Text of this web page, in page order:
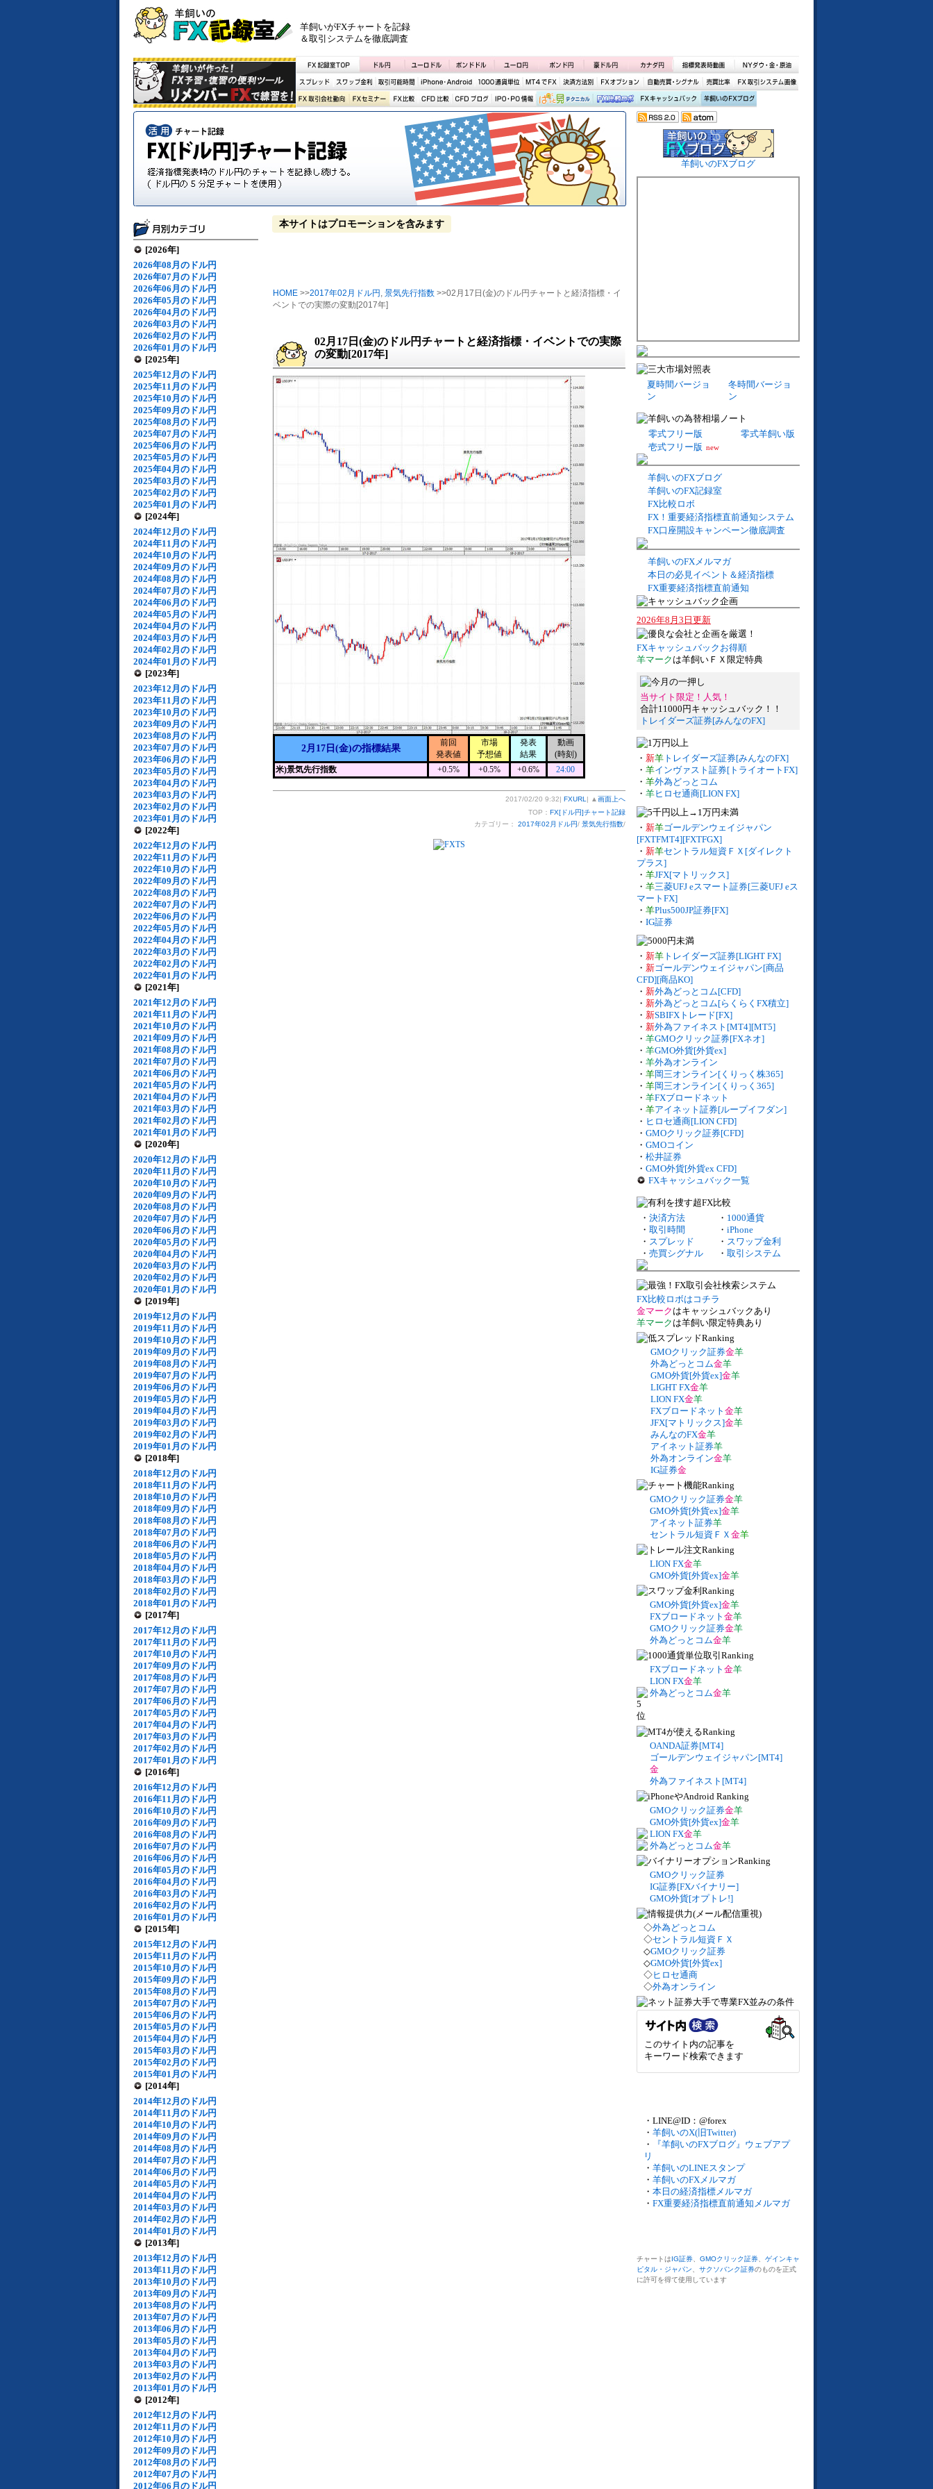
羊飼いがFXチャートを記録
＆取引システムを徹底調査
[2026年]
2026年08月のドル円
2026年07月のドル円
2026年06月のドル円
2026年05月のドル円
2026年04月のドル円
2026年03月のドル円
2026年02月のドル円
2026年01月のドル円
[2025年]
2025年12月のドル円
2025年11月のドル円
2025年10月のドル円
2025年09月のドル円
2025年08月のドル円
2025年07月のドル円
2025年06月のドル円
2025年05月のドル円
2025年04月のドル円
2025年03月のドル円
2025年02月のドル円
2025年01月のドル円
[2024年]
2024年12月のドル円
2024年11月のドル円
2024年10月のドル円
2024年09月のドル円
2024年08月のドル円
2024年07月のドル円
2024年06月のドル円
2024年05月のドル円
2024年04月のドル円
2024年03月のドル円
2024年02月のドル円
2024年01月のドル円
[2023年]
2023年12月のドル円
2023年11月のドル円
2023年10月のドル円
2023年09月のドル円
2023年08月のドル円
2023年07月のドル円
2023年06月のドル円
2023年05月のドル円
2023年04月のドル円
2023年03月のドル円
2023年02月のドル円
2023年01月のドル円
[2022年]
2022年12月のドル円
2022年11月のドル円
2022年10月のドル円
2022年09月のドル円
2022年08月のドル円
2022年07月のドル円
2022年06月のドル円
2022年05月のドル円
2022年04月のドル円
2022年03月のドル円
2022年02月のドル円
2022年01月のドル円
[2021年]
2021年12月のドル円
2021年11月のドル円
2021年10月のドル円
2021年09月のドル円
2021年08月のドル円
2021年07月のドル円
2021年06月のドル円
2021年05月のドル円
2021年04月のドル円
2021年03月のドル円
2021年02月のドル円
2021年01月のドル円
[2020年]
2020年12月のドル円
2020年11月のドル円
2020年10月のドル円
2020年09月のドル円
2020年08月のドル円
2020年07月のドル円
2020年06月のドル円
2020年05月のドル円
2020年04月のドル円
2020年03月のドル円
2020年02月のドル円
2020年01月のドル円
[2019年]
2019年12月のドル円
2019年11月のドル円
2019年10月のドル円
2019年09月のドル円
2019年08月のドル円
2019年07月のドル円
2019年06月のドル円
2019年05月のドル円
2019年04月のドル円
2019年03月のドル円
2019年02月のドル円
2019年01月のドル円
[2018年]
2018年12月のドル円
2018年11月のドル円
2018年10月のドル円
2018年09月のドル円
2018年08月のドル円
2018年07月のドル円
2018年06月のドル円
2018年05月のドル円
2018年04月のドル円
2018年03月のドル円
2018年02月のドル円
2018年01月のドル円
[2017年]
2017年12月のドル円
2017年11月のドル円
2017年10月のドル円
2017年09月のドル円
2017年08月のドル円
2017年07月のドル円
2017年06月のドル円
2017年05月のドル円
2017年04月のドル円
2017年03月のドル円
2017年02月のドル円
2017年01月のドル円
[2016年]
2016年12月のドル円
2016年11月のドル円
2016年10月のドル円
2016年09月のドル円
2016年08月のドル円
2016年07月のドル円
2016年06月のドル円
2016年05月のドル円
2016年04月のドル円
2016年03月のドル円
2016年02月のドル円
2016年01月のドル円
[2015年]
2015年12月のドル円
2015年11月のドル円
2015年10月のドル円
2015年09月のドル円
2015年08月のドル円
2015年07月のドル円
2015年06月のドル円
2015年05月のドル円
2015年04月のドル円
2015年03月のドル円
2015年02月のドル円
2015年01月のドル円
[2014年]
2014年12月のドル円
2014年11月のドル円
2014年10月のドル円
2014年09月のドル円
2014年08月のドル円
2014年07月のドル円
2014年06月のドル円
2014年05月のドル円
2014年04月のドル円
2014年03月のドル円
2014年02月のドル円
2014年01月のドル円
[2013年]
2013年12月のドル円
2013年11月のドル円
2013年10月のドル円
2013年09月のドル円
2013年08月のドル円
2013年07月のドル円
2013年06月のドル円
2013年05月のドル円
2013年04月のドル円
2013年03月のドル円
2013年02月のドル円
2013年01月のドル円
[2012年]
2012年12月のドル円
2012年11月のドル円
2012年10月のドル円
2012年09月のドル円
2012年08月のドル円
2012年07月のドル円
2012年06月のドル円
本サイトはプロモーションを含みます
HOME >>2017年02月ドル円 , 景気先行指数 >>02月17日(金)のドル円チャートと経済指標・イ
ベントでの実際の変動[2017年]
02月17日(金)のドル円チャートと経済指標・イベントでの実際
の変動[2017年]
2月17日(金)の指標結果
前回
発表値
市場
予想値
発表
結果
動画
(時刻)
米)景気先行指数
+0.5% +0.5% +0.6% 24:00
2017/02/20 9:32| FXURL | ▲ 画面上へ
TOP： FX[ドル円]チャート記録
カテゴリー： 2017年02月ドル円/ 景気先行指数/
羊飼いのFXブログ
夏時間バージョ
ン
冬時間バージョ
ン
零式フリー版
零式羊飼い版
壱式フリー版 new
羊飼いのFXブログ
羊飼いのFX記録室
FX比較ロボ
FX！重要経済指標直前通知システム
FX口座開設キャンペーン徹底調査
羊飼いのFXメルマガ
本日の必見イベント＆経済指標
FX重要経済指標直前通知
2026年8月3日更新
FXキャッシュバックお得順
羊マーク は羊飼いＦＸ限定特典
当サイト限定！人気！
合計11000円キャッシュバック！！
トレイダーズ証券[みんなのFX]
・ 新羊 トレイダーズ証券[みんなのFX]
・ 羊インヴァスト証券[トライオートFX]
・ 羊外為どっとコム
・ 羊ヒロセ通商[LION FX]
・ 新羊ゴールデンウェイジャパン
[FXTFMT4][FXTFGX]
・ 新羊セントラル短資ＦＸ[ダイレクト
プラス]
・ 羊JFX[マトリックス]
・ 羊三菱UFJ eスマート証券[三菱UFJ eス
マートFX]
・ 羊Plus500JP証券[FX]
・ IG証券
・ 新羊 トレイダーズ証券[LIGHT FX]
・ 新ゴールデンウェイジャパン[商品
CFD][商品KO]
・ 新外為どっとコム[CFD]
・ 新外為どっとコム[らくらくFX積立]
・ 新SBIFXトレード[FX]
・ 新外為ファイネスト[MT4][MT5]
・ 羊GMOクリック証券[FXネオ]
・ 羊GMO外貨[外貨ex]
・ 羊外為オンライン
・ 羊岡三オンライン[くりっく株365]
・ 羊岡三オンライン[くりっく365]
・ 羊FXブロードネット
・ 羊アイネット証券[ループイフダン]
・ ヒロセ通商[LION CFD]
・ GMOクリック証券[CFD]
・ GMOコイン
・ 松井証券
・ GMO外貨[外貨ex CFD]
FXキャッシュバック一覧
・ 決済方法 ・ 1000通貨
・ 取引時間 ・ iPhone
・ スプレッド ・ スワップ金利
・ 売買シグナル ・ 取引システム
FX比較ロボはコチラ
金マーク はキャッシュバックあり
羊マーク は羊飼い限定特典あり
GMOクリック証券金羊
外為どっとコム金羊
GMO外貨[外貨ex]金羊
LIGHT FX金羊
LION FX金羊
FXブロードネット 金羊
JFX[マトリックス]金羊
みんなのFX金羊
アイネット証券羊
外為オンライン金羊
IG証券金
GMOクリック証券金羊
GMO外貨[外貨ex]金羊
アイネット証券羊
セントラル短資ＦＸ 金羊
LION FX金羊
GMO外貨[外貨ex]金羊
GMO外貨[外貨ex]金羊
FXブロードネット 金羊
GMOクリック証券金羊
外為どっとコム金羊
FXブロードネット 金羊
LION FX金羊
外為どっとコム金羊
OANDA証券[MT4]
ゴールデンウェイジャパン[MT4]
金
外為ファイネスト[MT4]
GMOクリック証券金羊
GMO外貨[外貨ex]金羊
LION FX金羊
外為どっとコム金羊
GMOクリック証券
IG証券[FXバイナリー]
GMO外貨[オプトレ!]
◇外為どっとコム
◇セントラル短資ＦＸ
◇GMOクリック証券
◇GMO外貨[外貨ex]
◇ヒロセ通商
◇外為オンライン
このサイト内の記事を
キーワード検索できます
・LINE@ID：@forex
・ 羊飼いのX(旧Twitter)
・
『羊飼いのFXブログ』ウェブアプ
リ
・ 羊飼いのLINEスタンプ
・ 羊飼いのFXメルマガ
・ 本日の経済指標メルマガ
・ FX重要経済指標直前通知メルマガ
チャートはIG証券 GMOクリック証券
ゲインキャ
ピタル・ジャパン
サクソバンク証券のものを正式
に許可を得て使用しています